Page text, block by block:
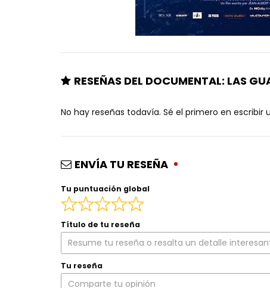
RESEÑAS DEL DOCUMENTAL: LAS
No hay reseñas todavía. Sé el primero en escribir
ENVÍA TU RESEÑA
Tu puntuación global
Título de tu reseña
Tu reseña